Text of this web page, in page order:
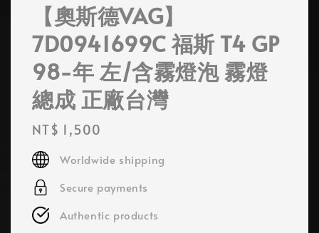
【奧斯德VAG】
7D0941699C 福斯 T4 GP
98-年 左/含霧燈泡 霧燈
總成 正廠台灣
Regular
price
NT$ 1,500
Worldwide shipping
Secure payments
Authentic products